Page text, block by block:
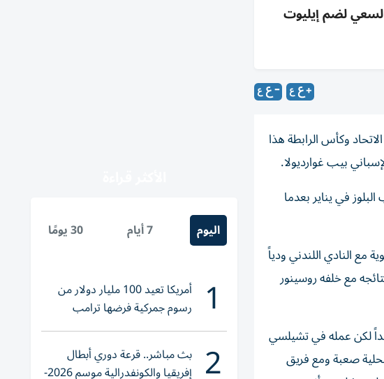
لضم إيليوت
وكأس الرابطة هذا
بيب غوارديولا.
في يناير بعدما
مساعداً لغوارديولا موسم حصد الثلاثية التاريخية المحلية 2022-2023، التسوية مع النادي اللندني ودياً
مع خلفه روسينور
لكن عمله في تشيلسي
صعبة ومع فريق
اليوم 7 أيام 30 يومًا
1 أمريكا تعيد 100 مليار دولار من
رسوم جمركية فرضها ترامب
2 بث مباشر.. قرعة دوري أبطال
إفريقيا والكونفدرالية موسم 2026-